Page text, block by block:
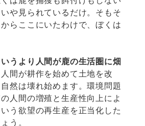
や見られているだけ。そもそ
らここにいたわけで、ぼくは
うより人間が鹿の生活圏に畑
間が耕作を始めて土地を改
然は壊れ始めます。環境問題
人間の増殖と生産性向上によ
う欲望の再生産を正当化した
う。